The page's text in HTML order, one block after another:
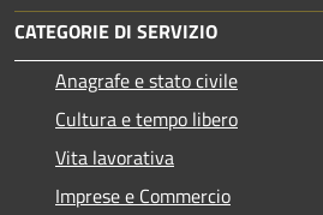
CATEGORIE DI SERVIZIO
Anagrafe e stato civile
Cultura e tempo libero
Vita lavorativa
Imprese e Commercio